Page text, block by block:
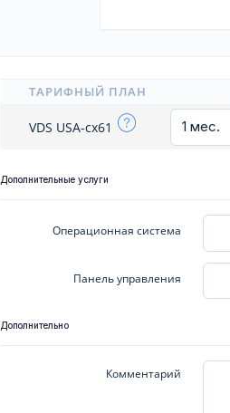
ТАРИФНЫЙ ПЛАН
VDS USA-cx61
Дополнительные услуги
Операционная система
Панель управления
Дополнительно
Комментарий